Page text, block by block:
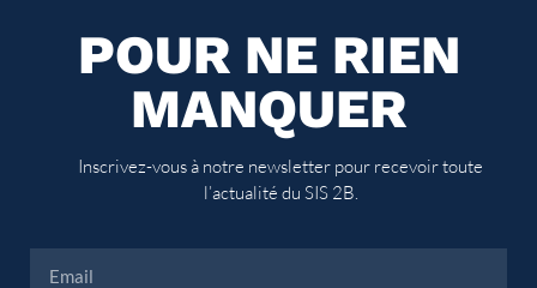
POUR NE RIEN
MANQUER
Inscrivez-vous à notre newsletter pour recevoir toute
l’actualité du SIS 2B.